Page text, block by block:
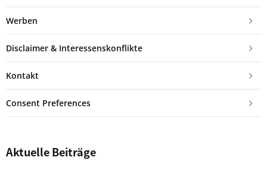
Werben
Disclaimer & Interessenskonflikte
Kontakt
Consent Preferences
Aktuelle Beiträge